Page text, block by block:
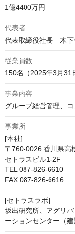
1億4400万円
代表者
代表取締役社長　木下
従業員数
150名（2025年3月31
事業内容
グループ経営管理、
事業所
[本社]
〒760-0026 香川県高
セトラスビル1-2F
TEL 087-826-6610
FAX 087-826-6616
[セトラスラボ]
坂出研究所、アグリ
ーションセンター（建